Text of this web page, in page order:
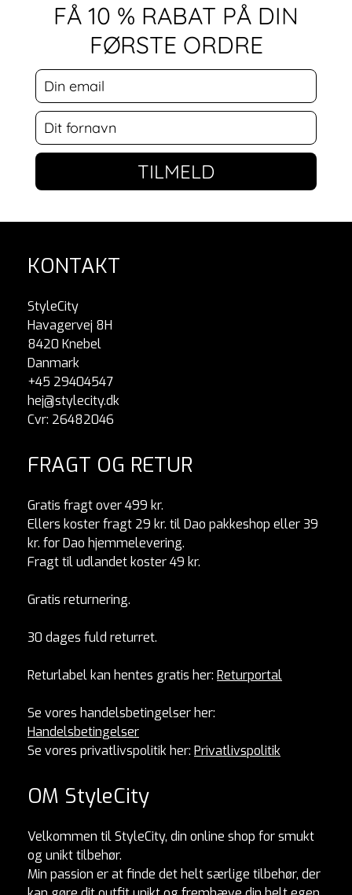
FÅ 10 % RABAT PÅ DIN
FØRSTE ORDRE
TILMELD
KONTAKT
StyleCity
Havagervej 8H
8420 Knebel
Danmark
+45 29404547
hej@stylecity.dk
Cvr: 26482046
FRAGT OG RETUR
Gratis fragt over 499 kr.
Ellers koster fragt 29 kr. til Dao pakkeshop eller 39
kr. for Dao hjemmelevering.
Fragt til udlandet koster 49 kr.
Gratis returnering.
30 dages fuld returret.
Returlabel kan hentes gratis her: Returportal
Se vores handelsbetingelser her:
Handelsbetingelser
Se vores privatlivspolitik her: Privatlivspolitik
OM StyleCity
Velkommen til StyleCity, din online shop for smukt
og unikt tilbehør.
Min passion er at finde det helt særlige tilbehør, der